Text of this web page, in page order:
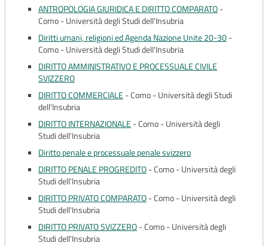
ANTROPOLOGIA GIURIDICA E DIRITTO COMPARATO-
Como - Università degli Studi dell'Insubria
Diritti umani, religioni ed Agenda Nazione Unite 20-30-
Como - Università degli Studi dell'Insubria
DIRITTO AMMINISTRATIVO E PROCESSUALE CIVILE
SVIZZERO
DIRITTO COMMERCIALE -Como - Università degli Studi
dell'Insubria
DIRITTO INTERNAZIONALE -Como - Università degli
Studi dell'Insubria
Diritto penale e processuale penale svizzero
DIRITTO PENALE PROGREDITO-Como - Università degli
Studi dell'Insubria
DIRITTO PRIVATO COMPARATO-Como - Università degli
Studi dell'Insubria
DIRITTO PRIVATO SVIZZERO-Como - Università degli
Studi dell'Insubria